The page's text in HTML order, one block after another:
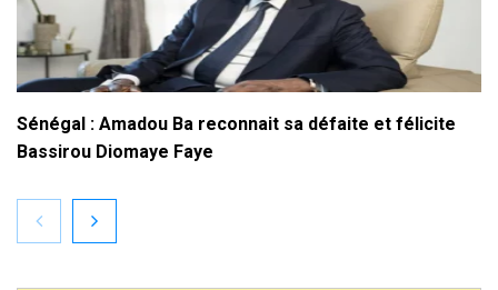
Sénégal : Amadou Ba reconnait sa défaite et félicite
Bassirou Diomaye Faye